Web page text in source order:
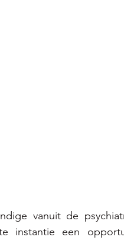
vanuit de
instantie een